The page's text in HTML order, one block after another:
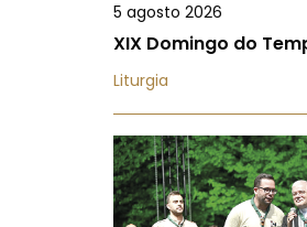
5 agosto 2026
XIX Domingo do
Liturgia